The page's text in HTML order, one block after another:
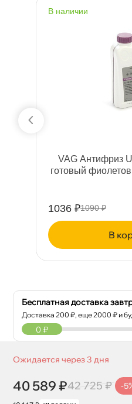
наличии
VAG Антифриз
отовый
1036 ₽1090 ₽
Бесплатная доставка
Доставка200 ₽, еще2000 ₽ и
0 ₽
Ожидается через 3 дня
40 589 ₽42 725 ₽ -